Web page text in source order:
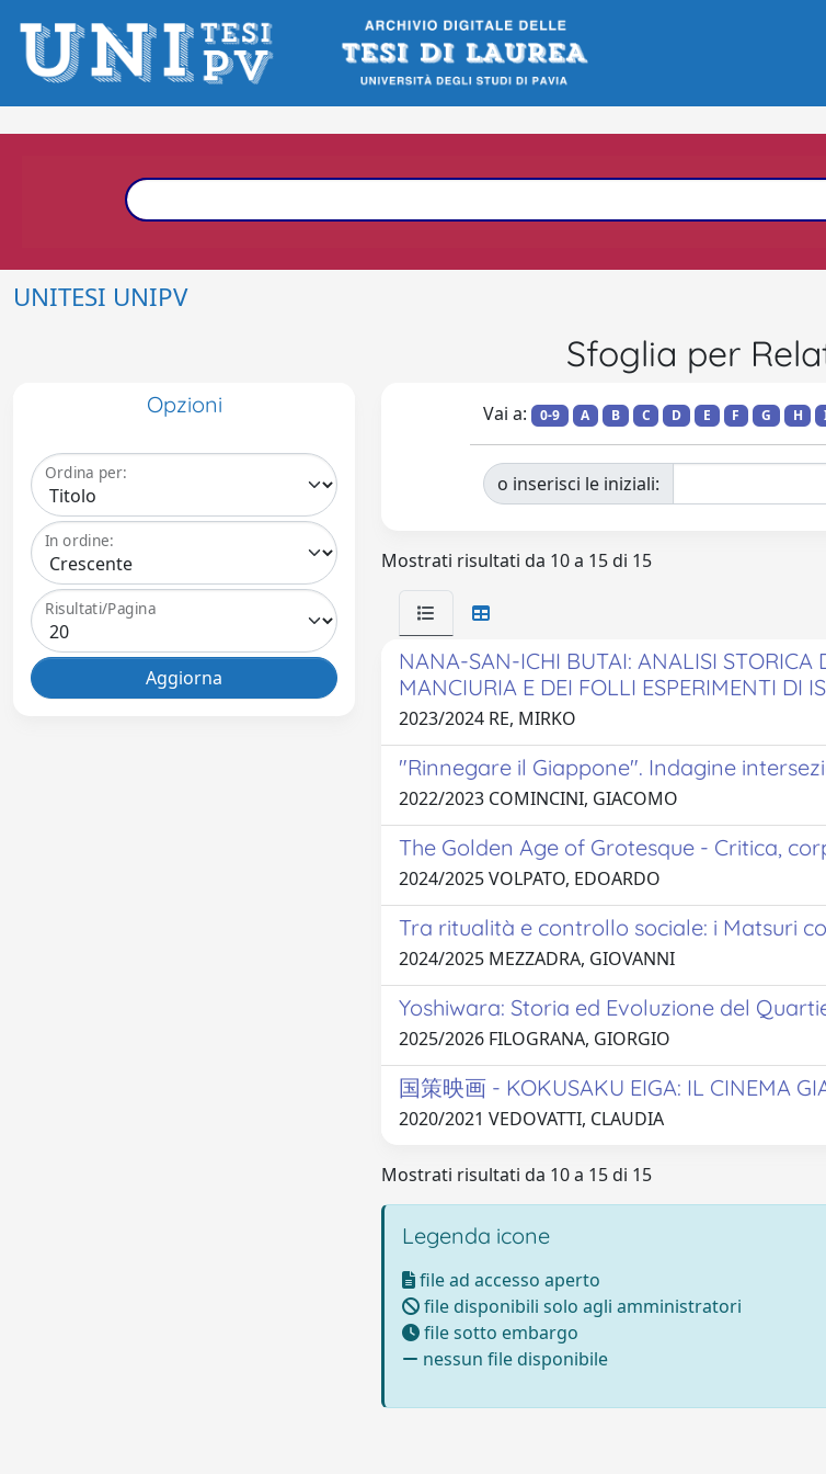
UNITESI UNIPV
Sfoglia per
Opzioni
Ordina per:
In ordine:
Risultati/Pagina
Vai a: 0-9 A B C D E F G H
o inserisci le iniziali:
Mostrati risultati da 10 a 15 di 15
NANA-SAN-ICHI BUTAI: ANALISI STORICA
MANCIURIA E DEI FOLLI ESPERIMENTI DI
2023/2024 RE, MIRKO
"Rinnegare il Giappone". Indagine
2022/2023 COMINCINI, GIACOMO
The Golden Age of Grotesque - Critica,
2024/2025 VOLPATO, EDOARDO
Tra ritualità e controllo sociale: i Matsuri
2024/2025 MEZZADRA, GIOVANNI
Yoshiwara: Storia ed Evoluzione del
2025/2026 FILOGRANA, GIORGIO
国策映画 - KOKUSAKU EIGA: IL CINEMA
2020/2021 VEDOVATTI, CLAUDIA
Mostrati risultati da 10 a 15 di 15
Legenda icone
file ad accesso aperto
file disponibili solo agli amministratori
file sotto embargo
nessun file disponibile